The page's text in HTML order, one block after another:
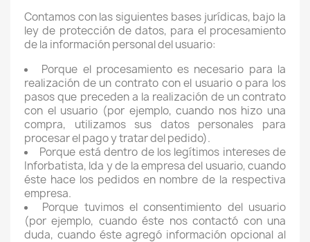
Contamos con las siguientes bases jurídicas, bajo la
ley de protección de datos, para el procesamiento
de la información personal del usuario:
Porque el procesamiento es necesario para la
realización de un contrato con el usuario o para los
pasos que preceden a la realización de un contrato
con el usuario (por ejemplo, cuando nos hizo una
compra, utilizamos sus datos personales para
procesar el pago y tratar del pedido).
Porque está dentro de los legítimos intereses de
Inforbatista, lda y de la empresa del usuario, cuando
éste hace los pedidos en nombre de la respectiva
empresa.
Porque tuvimos el consentimiento del usuario
(por ejemplo, cuando éste nos contactó con una
duda, cuando éste agregó información opcional al